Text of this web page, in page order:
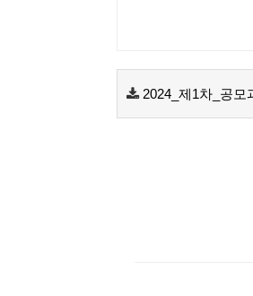
2024_제1차_공